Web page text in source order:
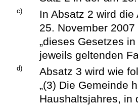
c)
In Absatz 2 wird
25. November
„dieses Gesetzes
jeweils geltenden
d)
Absatz 3 wird wie
„(3) Die Gemeinde
Haushaltsjahres, in